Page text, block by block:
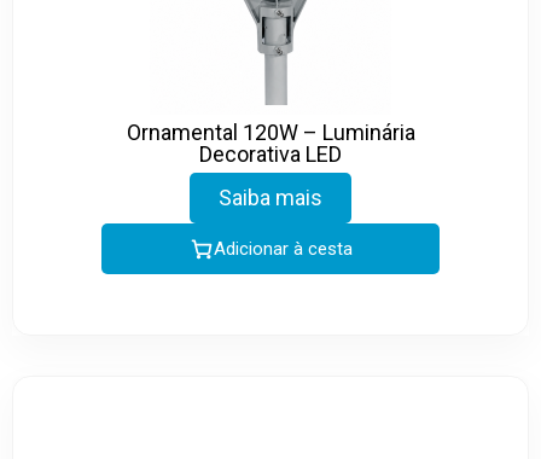
Ornamental 120W – Luminária
Decorativa LED
Saiba mais
Adicionar à cesta